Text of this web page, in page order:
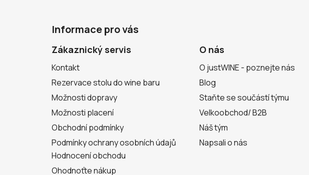
Informace pro vás
Zákaznický servis
Kontakt
Rezervace stolu do wine baru
Možnosti dopravy
Možnosti placení
Obchodní podmínky
Podmínky ochrany osobních údajů
Hodnocení obchodu
Ohodnoťte nákup
O nás
O justWINE - poznejte nás
Blog
Staňte se součástí týmu
Velkoobchod/ B2B
Náš tým
Napsali o nás